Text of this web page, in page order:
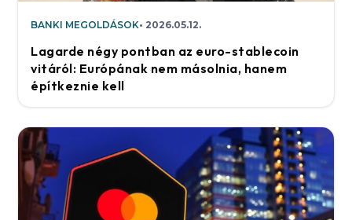
BANKI MEGOLDÁSOK 2026.05.12.
Lagarde négy pontban az euro-stablecoin
vitáról: Európának nem másolnia, hanem
építkeznie kell